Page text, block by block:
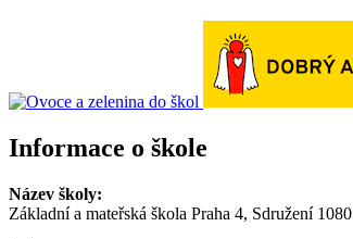
Informace o škole
Název školy:
Základní a mateřská škola Praha 4, Sdružení 1080